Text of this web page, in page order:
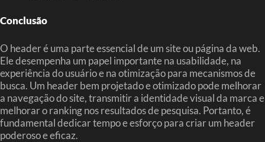
Conclusão
O header é uma parte essencial de um site ou página da web.
Ele desempenha um papel importante na usabilidade, na
experiência do usuário e na otimização para mecanismos de
busca. Um header bem projetado e otimizado pode melhorar
a navegação do site, transmitir a identidade visual da marca e
melhorar o ranking nos resultados de pesquisa. Portanto, é
fundamental dedicar tempo e esforço para criar um header
poderoso e eficaz.